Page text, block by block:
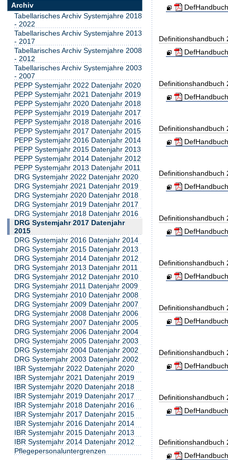
Definitionshandbuch
Definitionshandbuch
Definitionshandbuch
Definitionshandbuch
Definitionshandbuch
Definitionshandbuch
Definitionshandbuch
Definitionshandbuch
Definitionshandbuch
Definitionshandbuch
Archiv
Tabellarisches Archiv Systemjahre 2018
- 2022
Tabellarisches Archiv Systemjahre 2013
- 2017
Tabellarisches Archiv Systemjahre 2008
- 2012
Tabellarisches Archiv Systemjahre 2003
- 2007
PEPP Systemjahr 2022 Datenjahr 2020
PEPP Systemjahr 2021 Datenjahr 2019
PEPP Systemjahr 2020 Datenjahr 2018
PEPP Systemjahr 2019 Datenjahr 2017
PEPP Systemjahr 2018 Datenjahr 2016
PEPP Systemjahr 2017 Datenjahr 2015
PEPP Systemjahr 2016 Datenjahr 2014
PEPP Systemjahr 2015 Datenjahr 2013
PEPP Systemjahr 2014 Datenjahr 2012
PEPP Systemjahr 2013 Datenjahr 2011
DRG Systemjahr 2022 Datenjahr 2020
DRG Systemjahr 2021 Datenjahr 2019
DRG Systemjahr 2020 Datenjahr 2018
DRG Systemjahr 2019 Datenjahr 2017
DRG Systemjahr 2018 Datenjahr 2016
DRG Systemjahr 2017 Datenjahr
2015
DRG Systemjahr 2016 Datenjahr 2014
DRG Systemjahr 2015 Datenjahr 2013
DRG Systemjahr 2014 Datenjahr 2012
DRG Systemjahr 2013 Datenjahr 2011
DRG Systemjahr 2012 Datenjahr 2010
DRG Systemjahr 2011 Datenjahr 2009
DRG Systemjahr 2010 Datenjahr 2008
DRG Systemjahr 2009 Datenjahr 2007
DRG Systemjahr 2008 Datenjahr 2006
DRG Systemjahr 2007 Datenjahr 2005
DRG Systemjahr 2006 Datenjahr 2004
DRG Systemjahr 2005 Datenjahr 2003
DRG Systemjahr 2004 Datenjahr 2002
DRG Systemjahr 2003 Datenjahr 2002
IBR Systemjahr 2022 Datenjahr 2020
IBR Systemjahr 2021 Datenjahr 2019
IBR Systemjahr 2020 Datenjahr 2018
IBR Systemjahr 2019 Datenjahr 2017
IBR Systemjahr 2018 Datenjahr 2016
IBR Systemjahr 2017 Datenjahr 2015
IBR Systemjahr 2016 Datenjahr 2014
IBR Systemjahr 2015 Datenjahr 2013
IBR Systemjahr 2014 Datenjahr 2012
Pflegepersonaluntergrenzen